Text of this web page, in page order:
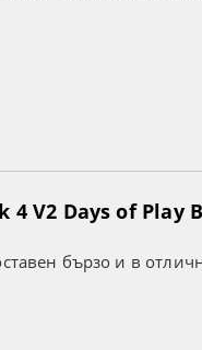
4 V2 Days of
бързо и в